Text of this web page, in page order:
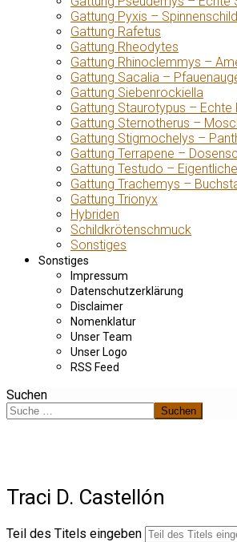
Gattung Pyxis –
Gattung Rafetus
Gattung Rheodytes
Gattung Rhinoclemmys –
Gattung Sacalia –
Gattung Siebenrockiella
Gattung Staurotypus –
Gattung Sternotherus –
Gattung Stigmochelys –
Gattung Terrapene –
Gattung Testudo –
Gattung Trachemys –
Gattung Trionyx
Hybriden
Schildkrötenschmuck
Sonstiges
Sonstiges
Impressum
Datenschutzerklärung
Disclaimer
Nomenklatur
Unser Team
Unser Logo
RSS Feed
Suchen
Suchen
Traci D. Castellón
Teil des Titels eingeben